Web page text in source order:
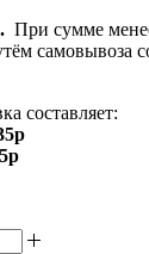
При сумме
самовывоза
составляет: